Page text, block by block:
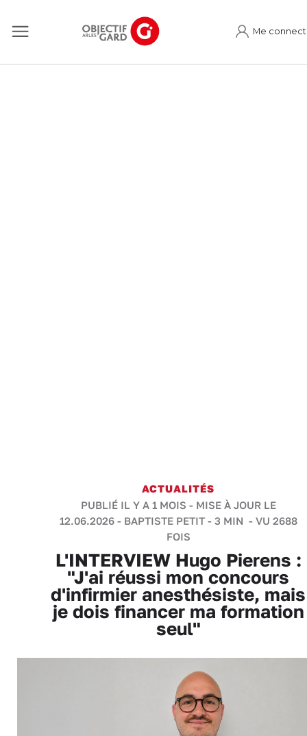
Me
ACTUALITÉS
PUBLIÉ IL Y A 1 MOIS - MISE À JOUR LE
12.06.2026 - BAPTISTE PETIT- 3 MIN - VU 2688
FOIS
L'INTERVIEW Hugo Pierens :
"J'ai réussi mon concours
d'infirmier anesthésiste, mais
je dois financer ma formation
seul"